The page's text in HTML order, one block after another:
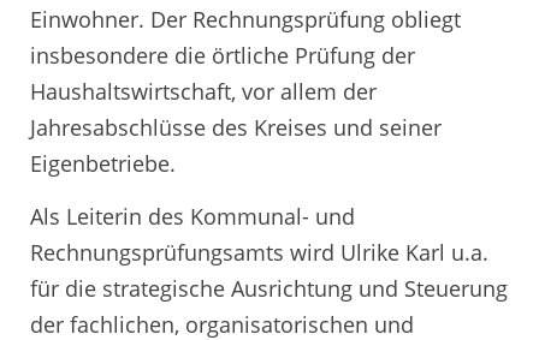
Einwohner. Der Rechnungsprüfung obliegt
insbesondere die örtliche Prüfung der
Haushaltswirtschaft, vor allem der
Jahresabschlüsse des Kreises und seiner
Eigenbetriebe.
Als Leiterin des Kommunal- und
Rechnungsprüfungsamts wird Ulrike Karl u.a.
für die strategische Ausrichtung und Steuerung
der fachlichen, organisatorischen und